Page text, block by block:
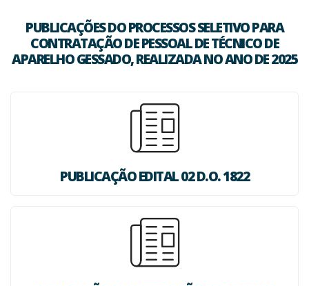
PUBLICAÇÕES DO PROCESSOS SELETIVO PARA
CONTRATAÇÃO DE PESSOAL DE TÉCNICO DE
APARELHO GESSADO, REALIZADA NO ANO DE 2025
PUBLICAÇÃO EDITAL 02 D.O. 1822